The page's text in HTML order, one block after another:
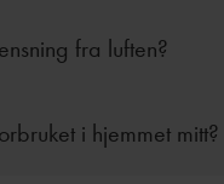
fra luften?
i hjemmet mitt?